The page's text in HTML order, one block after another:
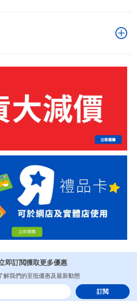
即訂閲獲取更多優惠
解我們的至抵優惠及最新動態
訂閲